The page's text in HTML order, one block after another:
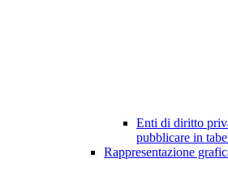
Enti di diritto
pubblicare in
Rappresentazione